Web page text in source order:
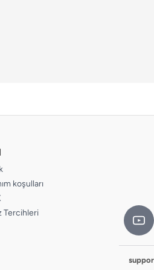
koşulları
Tercihleri
Bizi